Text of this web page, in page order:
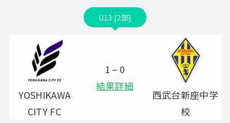
U13 [2部]
YOSHIKAWA
CITY FC
1 – 0
結果詳細
西武台新座中学
校